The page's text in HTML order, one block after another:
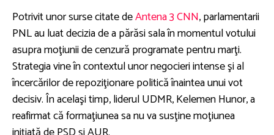
Potrivit unor surse citate deAntena 3 CNN, parlamentarii
PNL au luat decizia de a părăsi sala în momentul votului
asupra moţiunii de cenzură programate pentru marţi.
Strategia vine în contextul unor negocieri intense şi al
încercărilor de repoziţionare politică înaintea unui vot
decisiv. În acelaşi timp, liderulUDMR,Kelemen Hunor, a
reafirmat că formaţiunea sa nu va susţine moţiunea